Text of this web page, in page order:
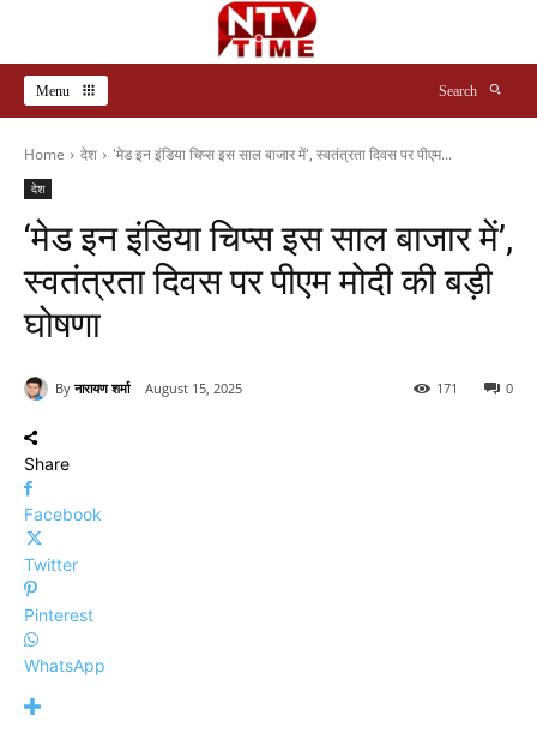
Menu Search
Home देश 'मेड इन इंडिया चिप्स इस साल बाजार में', स्वतंत्रता दिवस पर पीएम...
देश
‘मेड इन इंडिया चिप्स इस साल बाजार में’,
स्वतंत्रता दिवस पर पीएम मोदी की बड़ी
घोषणा
By नारायण शर्मा August 15, 2025 0
171
Share
Facebook
Twitter
Pinterest
WhatsApp